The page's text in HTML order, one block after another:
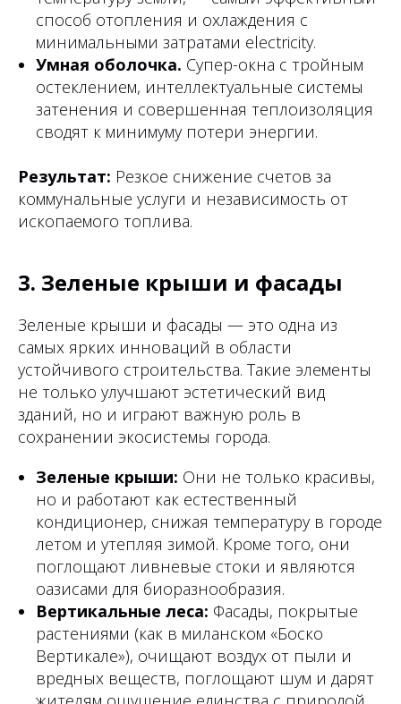
способ отопления и охлаждения с
минимальными затратами electricity.
Умная оболочка. Супер-окна с тройным
остеклением, интеллектуальные системы
затенения и совершенная теплоизоляция
сводят к минимуму потери энергии.
Результат: Резкое снижение счетов за
коммунальные услуги и независимость от
ископаемого топлива.
3. Зеленые крыши и фасады
Зеленые крыши и фасады — это одна из
самых ярких инноваций в области
устойчивого строительства. Такие элементы
не только улучшают эстетический вид
зданий, но и играют важную роль в
сохранении экосистемы города.
Зеленые крыши: Они не только красивы,
но и работают как естественный
кондиционер, снижая температуру в городе
летом и утепляя зимой. Кроме того, они
поглощают ливневые стоки и являются
оазисами для биоразнообразия.
Вертикальные леса: Фасады, покрытые
растениями (как в миланском «Боско
Вертикале»), очищают воздух от пыли и
вредных веществ, поглощают шум и дарят